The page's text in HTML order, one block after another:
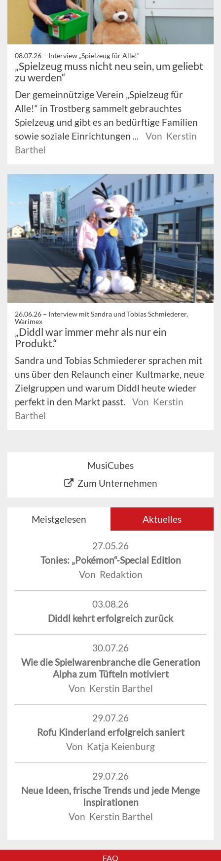
08.07.26 – Interview „Spielzeug für Alle!“
„Spielzeug muss nicht neu sein, um geliebt
zu werden“
Der gemeinnützige Verein „Spielzeug für
Alle!“ in Trostberg sammelt gebrauchtes
Spielzeug und gibt es an bedürftige Familien
sowie soziale Einrichtungen ...
Von Kerstin
Barthel
26.06.26 – Interview mit Sandra und Tobias Schmiederer,
Warimex
„Diddl war immer mehr als nur ein
Produkt.“
Sandra und Tobias Schmiederer sprachen mit
uns über den Relaunch einer Kultmarke, neue
Zielgruppen und warum Diddl heute wieder
perfekt in den Markt passt.
Von Kerstin
Barthel
MusiCubes
Zum Unternehmen
Meistgelesen Aktuelles
27.05.26
Tonies: „Pokémon“-Special Edition
Von Redaktion
03.08.26
Diddl kehrt erfolgreich zurück
30.07.26
Wie die Spielwarenbranche die Generation
Alpha zum Tüfteln motiviert
Von Kerstin Barthel
29.07.26
Rofu Kinderland erfolgreich saniert
Von Katja Keienburg
29.07.26
Neue Ideen, frische Trends und jede Menge
Inspirationen
Von Kerstin Barthel
FAQ